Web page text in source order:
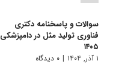
سوالات و پاسخنامه دکتری
فناوری تولید مثل در دامپزشکی
۱۴۰۵
۱ آذر, ۱۴۰۴ | ۰ دیدگاه